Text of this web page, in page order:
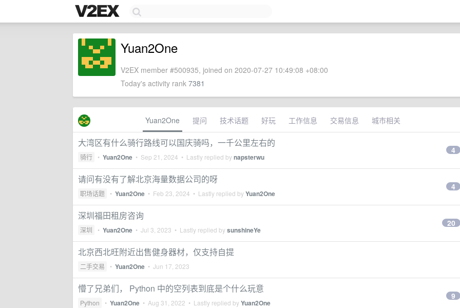
Yuan2One
V2EX member #500935, joined on 2020-07-27 10:49:08 +08:00
Today's activity rank 7381
Yuan2One 提问 技术话题 好玩 工作信息 交易信息 城市相关
大湾区有什么骑行路线可以国庆骑吗，一千公里左右的
骑行 • Yuan2One • Sep 21, 2024 • Lastly replied bynapsterwu
4
请问有没有了解北京海量数据公司的呀
职场话题 • Yuan2One • Feb 23, 2024 • Lastly replied byYuan2One
4
深圳福田租房咨询
深圳 • Yuan2One • Jul 3, 2023 • Lastly replied bysunshineYe
20
北京西北旺附近出售健身器材，仅支持自提
二手交易 • Yuan2One • Jun 17, 2023
懵了兄弟们， Python 中的空列表到底是个什么玩意
Python • Yuan2One • Aug 31, 2022 • Lastly replied byYuan2One
9